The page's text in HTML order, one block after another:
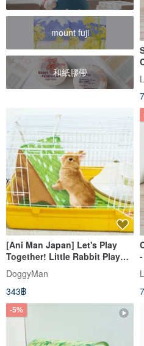
mount fuji
和紙膠帶
[Ani Man Japan] Let's Play
Together! Little Rabbit Play
Tent
DoggyMan
343฿
-5%